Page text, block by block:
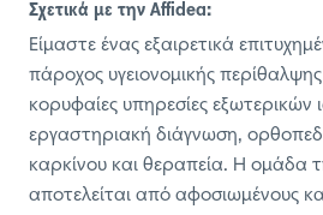
Σχετικά με την Affidea:
Είμαστε ένας εξαιρετικά
πάροχος υγειονομικής
κορυφαίες υπηρεσίες εξωτερικών
εργαστηριακή διάγνωση,
καρκίνου και θεραπεία. Η ομάδα
αποτελείται από αφοσιωμένους